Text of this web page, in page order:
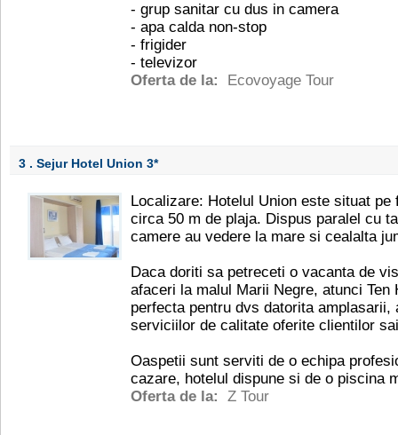
- grup sanitar cu dus in camera
- apa calda non-stop
- frigider
- televizor
Oferta de la:
Ecovoyage Tour
3 . Sejur Hotel Union 3*
Localizare: Hotelul Union este situat
circa 50 m de plaja. Dispus paralel cu
camere au vedere la mare si cealalta
Daca doriti sa petreceti o vacanta de
afaceri la malul Marii Negre, atunci
perfecta pentru dvs datorita
serviciilor de calitate oferite clientilor
Oaspetii sunt serviti de o echipa
cazare, hotelul dispune si de o piscina
Oferta de la:
Z Tour